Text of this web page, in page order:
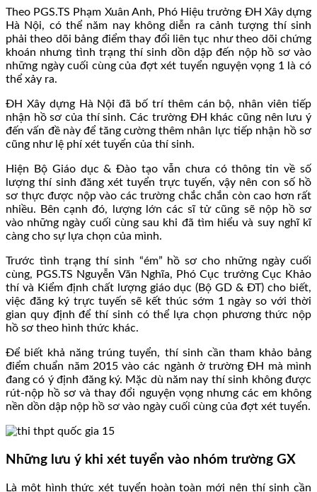
Theo PGS.TS Phạm Xuân Anh, Phó Hiệu trưởng ĐH Xây dựng
Hà Nội, có thể năm nay không diễn ra cảnh tượng thí sinh
phải theo dõi bảng điểm thay đổi liên tục như theo dõi chứng
khoán nhưng tình trạng thí sinh dồn dập đến nộp hồ sơ vào
những ngày cuối cùng của đợt xét tuyển nguyện vọng 1 là có
thể xảy ra.
ĐH Xây dựng Hà Nội đã bố trí thêm cán bộ, nhân viên tiếp
nhận hồ sơ của thí sinh. Các trường ĐH khác cũng nên lưu ý
đến vấn đề này để tăng cường thêm nhân lực tiếp nhận hồ sơ
cũng như lệ phí xét tuyển của thí sinh.
Hiện Bộ Giáo dục & Đào tạo vẫn chưa có thông tin về số
lượng thí sinh đăng xét tuyển trực tuyến, vậy nên con số hồ
sơ thực được nộp vào các trường chắc chắn còn cao hơn rất
nhiều. Bên cạnh đó, lượng lớn các sĩ tử cũng sẽ nộp hồ sơ
vào những ngày cuối cùng sau khi đã tìm hiểu và suy nghĩ kĩ
càng cho sự lựa chọn của mình.
Trước tình trạng thí sinh “ém” hồ sơ cho những ngày cuối
cùng, PGS.TS Nguyễn Văn Nghĩa, Phó Cục trưởng Cục Khảo
thí và Kiểm định chất lượng giáo dục (Bộ GD & ĐT) cho biết,
việc đăng ký trực tuyến sẽ kết thúc sớm 1 ngày so với thời
gian quy định để thí sinh có thể lựa chọn phương thức nộp
hồ sơ theo hình thức khác.
Để biết khả năng trúng tuyển, thí sinh cần tham khảo bảng
điểm chuẩn năm 2015 vào các ngành ở trường ĐH mà mình
đang có ý định đăng ký. Mặc dù năm nay thí sinh không được
rút-nộp hồ sơ và thay đổi nguyện vọng nhưng các em không
nền dồn dập nộp hồ sơ vào ngày cuối cùng của đợt xét tuyển.
Những lưu ý khi xét tuyển vào nhóm trường GX
Là một hình thức xét tuyển hoàn toàn mới nên thí sinh cần